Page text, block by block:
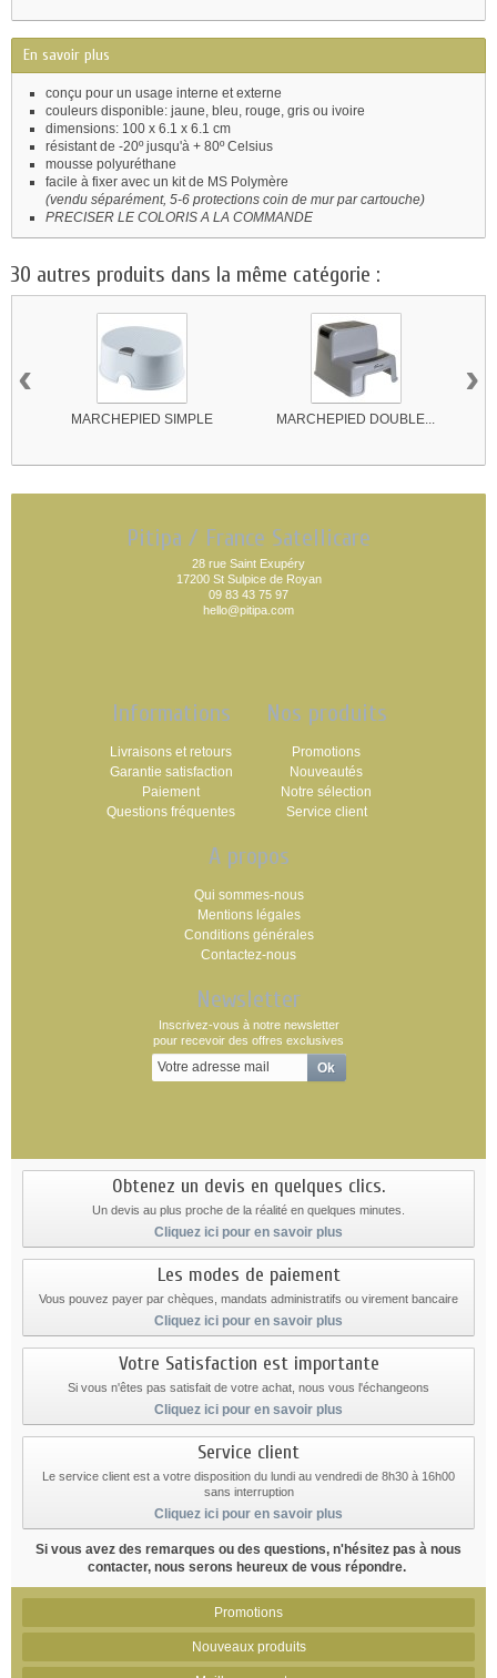
En savoir plus
conçu pour un usage interne et externe
couleurs disponible: jaune, bleu, rouge, gris ou ivoire
dimensions: 100 x 6.1 x 6.1 cm
résistant de -20º jusqu'à + 80º Celsius
mousse polyuréthane
facile à fixer avec un kit de MS Polymère
(vendu séparément, 5-6 protections coin de mur par cartouche)
PRECISER LE COLORIS A LA COMMANDE
30 autres produits dans la même catégorie :
MARCHEPIED SIMPLE MARCHEPIED DOUBLE...
‹ ›
Pitipa / France Satellicare
28 rue Saint Exupéry
17200 St Sulpice de Royan
09 83 43 75 97
hello@pitipa.com
Informations
Livraisons et retours
Garantie satisfaction
Paiement
Questions fréquentes
Nos produits
Promotions
Nouveautés
Notre sélection
Service client
A propos
Qui sommes-nous
Mentions légales
Conditions générales
Contactez-nous
Newsletter
Inscrivez-vous à notre newsletter
pour recevoir des offres exclusives
Obtenez un devis en quelques clics.
Un devis au plus proche de la réalité en quelques minutes.
Cliquez ici pour en savoir plus
Les modes de paiement
Vous pouvez payer par chèques, mandats administratifs ou virement bancaire
Cliquez ici pour en savoir plus
Votre Satisfaction est importante
Si vous n'êtes pas satisfait de votre achat, nous vous l'échangeons
Cliquez ici pour en savoir plus
Service client
Le service client est a votre disposition du lundi au vendredi de 8h30 à 16h00
sans interruption
Cliquez ici pour en savoir plus
Si vous avez des remarques ou des questions, n'hésitez pas à nous
contacter, nous serons heureux de vous répondre.
Promotions
Nouveaux produits